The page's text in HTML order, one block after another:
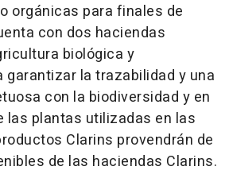
orgánicas para finales de
con dos haciendas
biológica y
garantizar la trazabilidad y una
con la biodiversidad y en
las plantas utilizadas en las
Clarins provendrán de
de las haciendas Clarins.